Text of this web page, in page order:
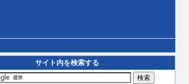
サイト内を検索する